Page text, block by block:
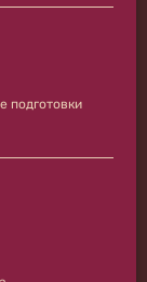
подготовки